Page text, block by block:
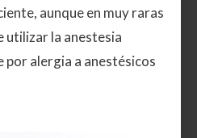
aunque en muy raras
utilizar la anestesia
por alergia a anestésicos